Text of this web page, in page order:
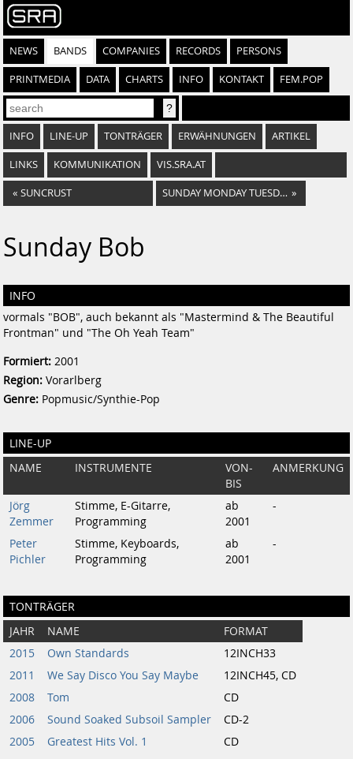
NEWS BANDS COMPANIES RECORDS PERSONS
PRINTMEDIA DATA CHARTS INFO KONTAKT FEM.POP
INFO LINE-UP TONTRÄGER ERWÄHNUNGEN ARTIKEL
LINKS KOMMUNIKATION VIS.SRA.AT
« SUNCRUST SUNDAY MONDAY TUESDAY »
Sunday Bob
INFO
vormals "BOB", auch bekannt als "Mastermind & The Beautiful
Frontman" und "The Oh Yeah Team"
Formiert: 2001
Region: Vorarlberg
Genre: Popmusic/Synthie-Pop
LINE-UP
NAME INSTRUMENTE
VON-
BIS
ANMERKUNG
Jörg
Zemmer
Stimme, E-Gitarre,
Programming
ab
2001
-
Peter
Pichler
Stimme, Keyboards,
Programming
ab
2001
-
TONTRÄGER
JAHR NAME
FORMAT
2015
Own Standards
12INCH33
2011
We Say Disco You Say Maybe
12INCH45, CD
2008
Tom
CD
2006
Sound Soaked Subsoil Sampler
CD-2
2005
Greatest Hits Vol. 1 CD